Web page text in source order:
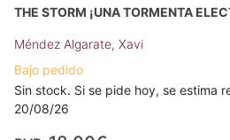
THE STORM ¡UNA TORMENTA
Méndez Algarate, Xavi
Bajo pedido
Sin stock. Si se pide hoy, se estima
20/08/26